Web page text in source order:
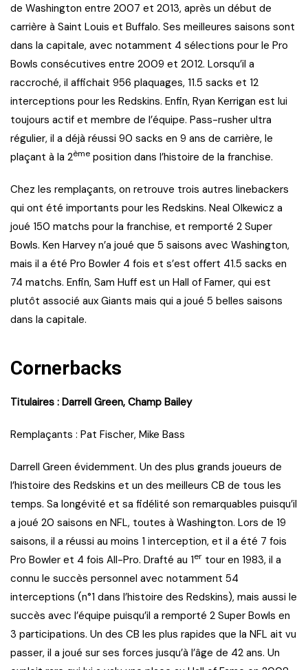
de Washington entre 2007 et 2013, après un début de
carrière à Saint Louis et Buffalo. Ses meilleures saisons sont
dans la capitale, avec notamment 4 sélections pour le Pro
Bowls consécutives entre 2009 et 2012. Lorsqu’il a
raccroché, il affichait 956 plaquages, 11.5 sacks et 12
interceptions pour les Redskins. Enfin, Ryan Kerrigan est lui
toujours actif et membre de l’équipe. Pass-rusher ultra
régulier, il a déjà réussi 90 sacks en 9 ans de carrière, le
plaçant à la 2ème position dans l’histoire de la franchise.
Chez les remplaçants, on retrouve trois autres linebackers
qui ont été importants pour les Redskins. Neal Olkewicz a
joué 150 matchs pour la franchise, et remporté 2 Super
Bowls. Ken Harvey n’a joué que 5 saisons avec Washington,
mais il a été Pro Bowler 4 fois et s’est offert 41.5 sacks en
74 matchs. Enfin, Sam Huff est un Hall of Famer, qui est
plutôt associé aux Giants mais qui a joué 5 belles saisons
dans la capitale.
Cornerbacks
Titulaires : Darrell Green, Champ Bailey
Remplaçants : Pat Fischer, Mike Bass
Darrell Green évidemment. Un des plus grands joueurs de
l’histoire des Redskins et un des meilleurs CB de tous les
temps. Sa longévité et sa fidélité son remarquables puisqu’il
a joué 20 saisons en NFL, toutes à Washington. Lors de 19
saisons, il a réussi au moins 1 interception, et il a été 7 fois
Pro Bowler et 4 fois All-Pro. Drafté au 1er tour en 1983, il a
connu le succès personnel avec notamment 54
interceptions (n°1 dans l’histoire des Redskins), mais aussi le
succès avec l’équipe puisqu’il a remporté 2 Super Bowls en
3 participations. Un des CB les plus rapides que la NFL ait vu
passer, il a joué sur ses forces jusqu’à l’âge de 42 ans. Un